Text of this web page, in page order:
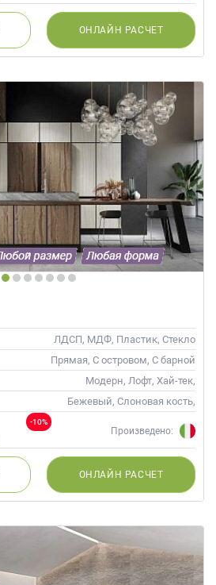
ОНЛАЙН РАСЧЕТ
ЛДСП, МДФ, Пластик, Стекло
Прямая, С островом, С барной
стойкой
Модерн, Лофт, Хай-тек,
Современные
Бежевый, Слоновая кость,
Кремовый, Коричневый,
Капучино
-10%
Произведено:
ОНЛАЙН РАСЧЕТ